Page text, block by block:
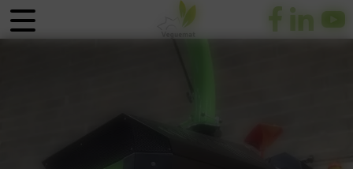
Panneau de gestion des cookies